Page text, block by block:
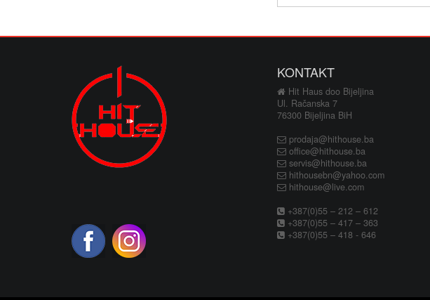
KONTAKT
Hit Haus doo Bijeljina
Ul. Račanska 7
76300 Bijeljina BiH
prodaja@hithouse.ba
office@hithouse.ba
servis@hithouse.ba
hithousebn@yahoo.com
hithouse@live.com
+387(0)55 – 212 – 612
+387(0)55 – 417 – 363
+387(0)55 – 418 - 646